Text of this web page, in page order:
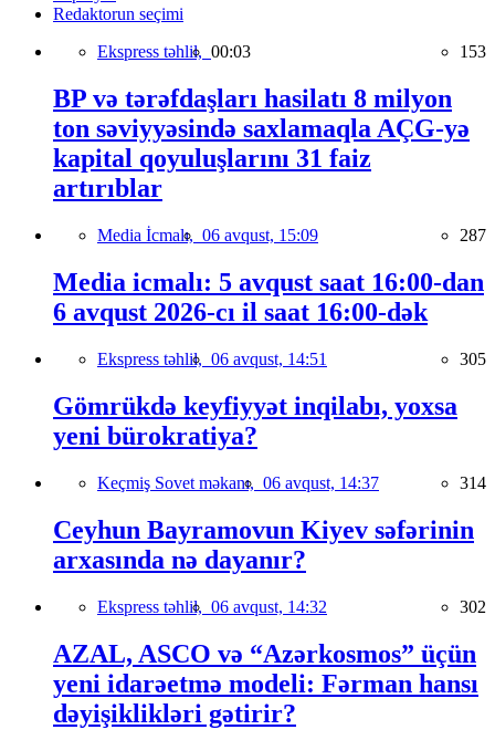
Redaktorun seçimi
Ekspress təhlil, 00:03 153
BP və tərəfdaşları hasilatı 8 milyon
ton səviyyəsində saxlamaqla AÇG-yə
kapital qoyuluşlarını 31 faiz
artırıblar
Media İcmalı, 06 avqust, 15:09 287
Media icmalı: 5 avqust saat 16:00-dan
6 avqust 2026-cı il saat 16:00-dək
Ekspress təhlil, 06 avqust, 14:51 305
Gömrükdə keyfiyyət inqilabı, yoxsa
yeni bürokratiya?
Keçmiş Sovet məkanı, 06 avqust, 14:37 314
Ceyhun Bayramovun Kiyev səfərinin
arxasında nə dayanır?
Ekspress təhlil, 06 avqust, 14:32 302
AZAL, ASCO və “Azərkosmos” üçün
yeni idarəetmə modeli: Fərman hansı
dəyişiklikləri gətirir?